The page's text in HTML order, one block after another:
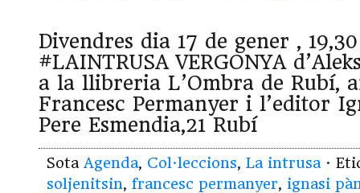
Divendres dia 17 de gener ,
#LAINTRUSA VERGONYA
a la llibreria L’Ombra de Rubí,
Francesc Permanyer i l’editor
Pere Esmendia,21 Rubí
Sota Agenda, Col·leccions, La intrusa ·
soljenitsin, francesc permanyer, ignasi